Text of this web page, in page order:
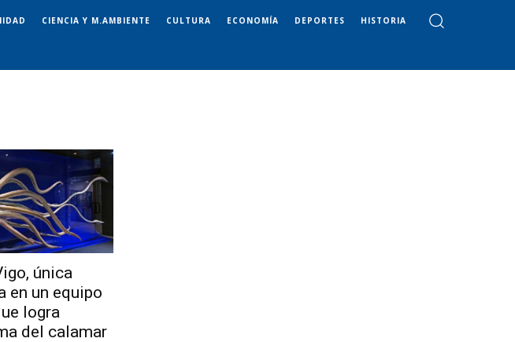
CIENCIA Y M.AMBIENTE CULTURA ECONOMÍA DEPORTES HISTORIA
única
en un equipo
logra
del calamar